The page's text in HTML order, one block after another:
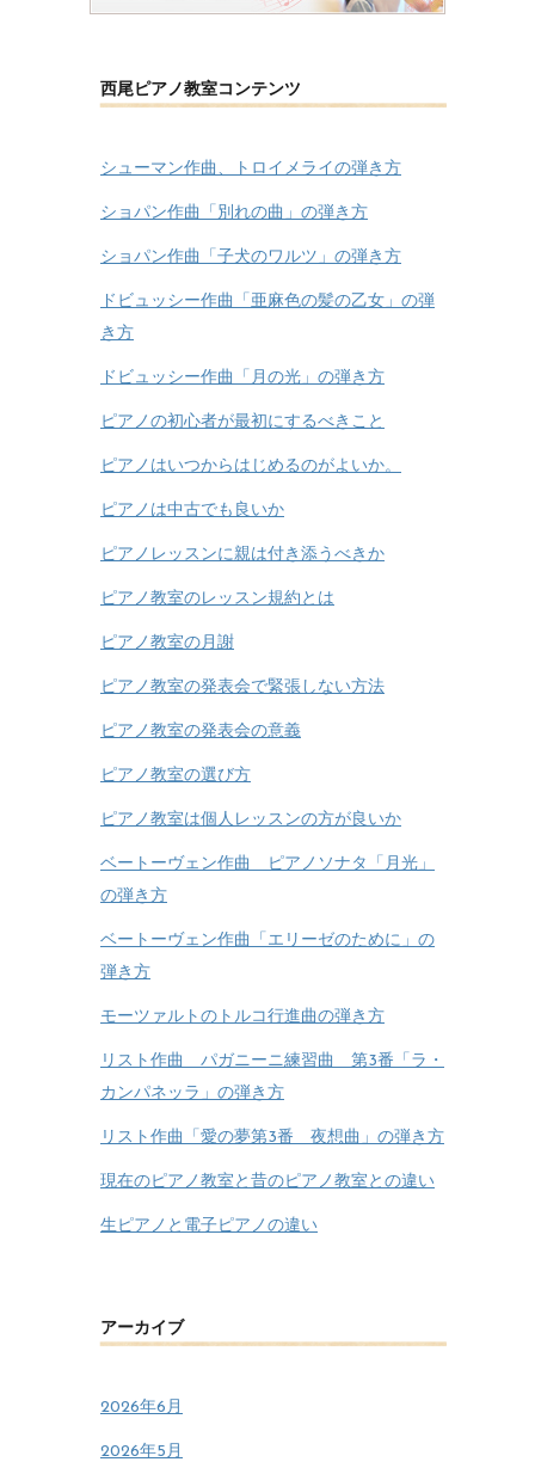
西尾ピアノ教室コンテンツ
シューマン作曲、トロイメライの弾き方
ショパン作曲「別れの曲」の弾き方
ショパン作曲「子犬のワルツ」の弾き方
ドビュッシー作曲「亜麻色の髪の乙女」の弾
き方
ドビュッシー作曲「月の光」の弾き方
ピアノの初心者が最初にするべきこと
ピアノはいつからはじめるのがよいか。
ピアノは中古でも良いか
ピアノレッスンに親は付き添うべきか
ピアノ教室のレッスン規約とは
ピアノ教室の月謝
ピアノ教室の発表会で緊張しない方法
ピアノ教室の発表会の意義
ピアノ教室の選び方
ピアノ教室は個人レッスンの方が良いか
ベートーヴェン作曲 ピアノソナタ「月光」
の弾き方
ベートーヴェン作曲「エリーゼのために」の
弾き方
モーツァルトのトルコ行進曲の弾き方
リスト作曲 パガニーニ練習曲 第3番「ラ・
カンパネッラ」の弾き方
リスト作曲「愛の夢第3番 夜想曲」の弾き方
現在のピアノ教室と昔のピアノ教室との違い
生ピアノと電子ピアノの違い
アーカイブ
2026年6月
2026年5月